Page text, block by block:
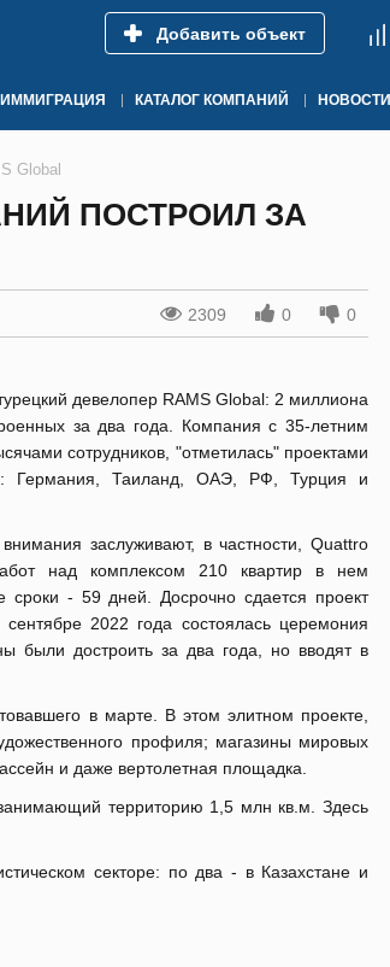
Добавить объект
ИММИГРАЦИЯ КАТАЛОГ КОМПАНИЙ НОВОСТИ
Global
ПОСТРОИЛ ЗА
2309 0 0
девелопер RAMS Global: 2 миллиона
за два года. Компания с 35-летним
сотрудников, "отметилась" проектами
Германия, Таиланд, ОАЭ, РФ, Турция и
заслуживают, в частности, Quattro
над комплексом 210 квартир в нем
сроки - 59 дней. Досрочно сдается проект
2022 года состоялась церемония
были достроить за два года, но вводят в
в марте. В этом элитном проекте,
профиля; магазины мировых
и даже вертолетная площадка.
территорию 1,5 млн кв.м. Здесь
секторе: по два - в Казахстане и